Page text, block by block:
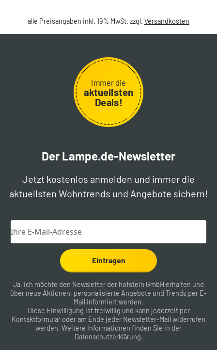
alle Preisangaben inkl. 19% MwSt. zzgl. Versandkosten
Immer die
aktuellsten
Deals!
Der Lampe.de-Newsletter
Jetzt kostenlos anmelden und immer die
aktuellsten Wohntrends und Angebote sichern!
Eintragen
Ja, ich möchte den Newsletter der hofstein GmbH erhalten und
über neue Aktionen, personalisierte Angebote und Trends per E-
Mail informiert werden.
Diese Einwilligung ist freiwillig und kann jederzeit per
Kontaktformular oder am Ende jeder Newsletter-Mail widerrufen
werden. Weitere Informationen finden Sie in der
Datenschutzerklärung.